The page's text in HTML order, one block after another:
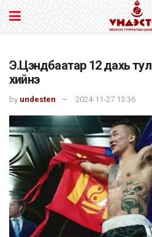
Э.Цэндбаатар 12 дахь
хийнэ
by undesten 2024-11-27 13:36